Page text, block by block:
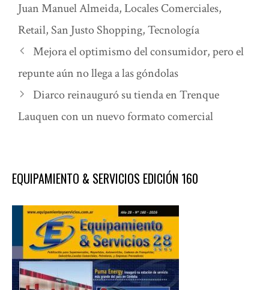
Juan Manuel Almeida,Locales Comerciales,
Retail, San Justo Shopping,Tecnología
Mejora el optimismo del consumidor, pero el
repunte aún no llega a las góndolas
Diarco reinauguró su tienda en Trenque
Lauquen con un nuevo formato comercial
EQUIPAMIENTO & SERVICIOS EDICIÓN 160